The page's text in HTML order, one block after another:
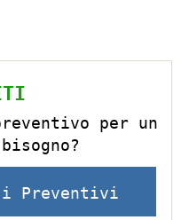
per un
Preventivi